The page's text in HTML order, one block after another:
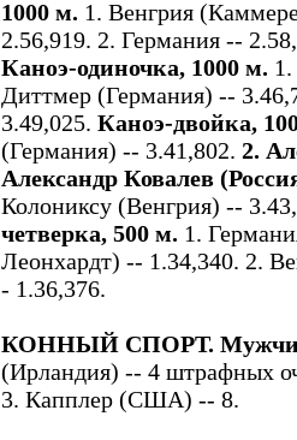
1000 м. 1. Венгрия
2.56,919. 2. Германия --
Каноэ-одиночка, 1000 м.
Диттмер (Германия) --
3.49,025. Каноэ-двойка,
(Германия) -- 3.41,802. 2.
Александр Ковалев
Колониксу (Венгрия) --
четверка, 500 м. 1.
Леонхардт) -- 1.34,340. 2.
- 1.36,376.
КОННЫЙ СПОРТ.
(Ирландия) -- 4 штрафных
3. Капплер (США) -- 8.